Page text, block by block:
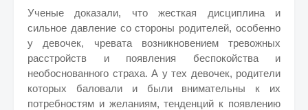
Ученые доказали, что жесткая дисциплина и
сильное давление со стороны родителей, особенно
у девочек, чревата возникновением тревожных
расстройств и появления беспокойства и
необоснованного страха. А у тех девочек, родители
которых баловали и были внимательны к их
потребностям и желаниям, тенденций к появлению